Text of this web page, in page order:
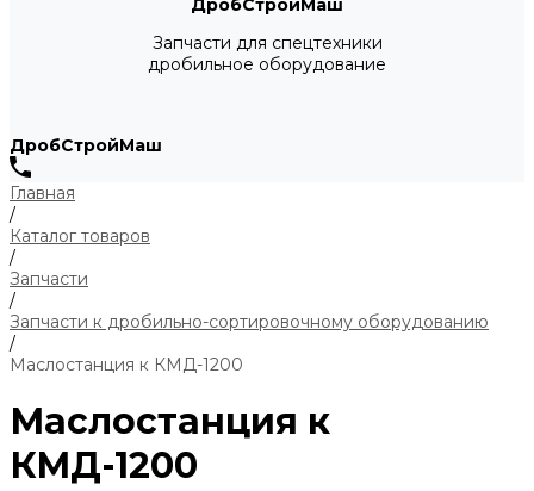
ДробСтройМаш
Запчасти для спецтехники
дробильное оборудование
ДробСтройМаш
Главная
/
Каталог товаров
/
Запчасти
/
Запчасти к дробильно-сортировочному оборудованию
/
Маслостанция к КМД-1200
Маслостанция к
КМД-1200